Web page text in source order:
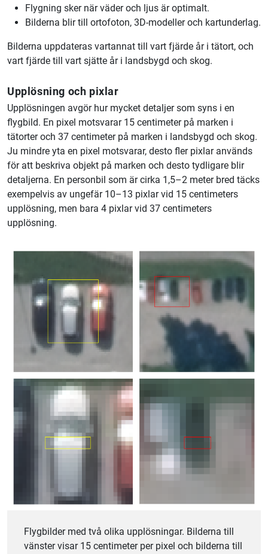
Flygning sker när väder och ljus är optimalt.
Bilderna blir till ortofoton, 3D-modeller och kartunderlag.
Bilderna uppdateras vartannat till vart fjärde år i tätort, och
vart fjärde till vart sjätte år i landsbygd och skog.
Upplösning och pixlar
Upplösningen avgör hur mycket detaljer som syns i en
flygbild. En pixel motsvarar 15 centimeter på marken i
tätorter och 37 centimeter på marken i landsbygd och skog.
Ju mindre yta en pixel motsvarar, desto fler pixlar används
för att beskriva objekt på marken och desto tydligare blir
detaljerna. En personbil som är cirka 1,5–2 meter bred täcks
exempelvis av ungefär 10–13 pixlar vid 15 centimeters
upplösning, men bara 4 pixlar vid 37 centimeters
upplösning.
Flygbilder med två olika upplösningar. Bilderna till
vänster visar 15 centimeter per pixel och bilderna till